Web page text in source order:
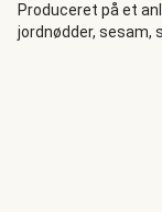
og persille og
kølende
Produceret på et
jordnødder, sesam,